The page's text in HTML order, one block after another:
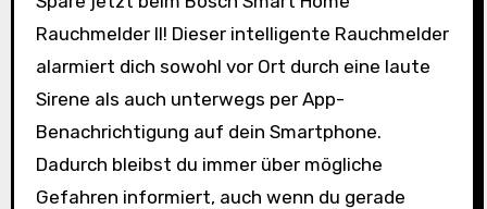
Rauchmelder II! Dieser intelligente Rauchmelder
alarmiert dich sowohl vor Ort durch eine laute
Sirene als auch unterwegs per App-
Benachrichtigung auf dein Smartphone.
Dadurch bleibst du immer über mögliche
Gefahren informiert, auch wenn du gerade